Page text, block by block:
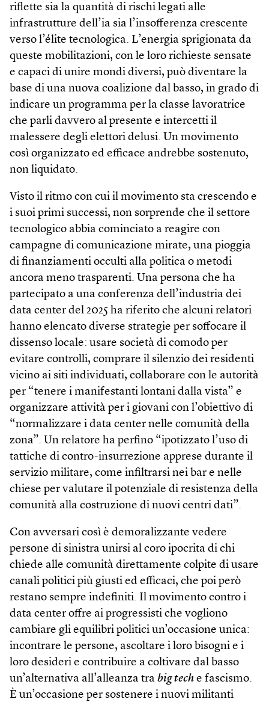
riflette sia la quantità di rischi legati alle
infrastrutture dell’ia sia l’insofferenza crescente
verso l’élite tecnologica. L’energia sprigionata da
queste mobilitazioni, con le loro richieste sensate
e capaci di unire mondi diversi, può diventare la
base di una nuova coalizione dal basso, in grado di
indicare un programma per la classe lavoratrice
che parli davvero al presente e intercetti il
malessere degli elettori delusi. Un movimento
così organizzato ed efficace andrebbe sostenuto,
non liquidato.
Visto il ritmo con cui il movimento sta crescendo e
i suoi primi successi, non sorprende che il settore
tecnologico abbia cominciato a reagire con
campagne di comunicazione mirate, una pioggia
di finanziamenti occulti alla politica o metodi
ancora meno trasparenti. Una persona che ha
partecipato a una conferenza dell’industria dei
data center del 2025 ha riferito che alcuni relatori
hanno elencato diverse strategie per soffocare il
dissenso locale: usare società di comodo per
evitare controlli, comprare il silenzio dei residenti
vicino ai siti individuati, collaborare con le autorità
per “tenere i manifestanti lontani dalla vista” e
organizzare attività per i giovani con l’obiettivo di
“normalizzare i data center nelle comunità della
zona”. Un relatore ha perfino “ipotizzato l’uso di
tattiche di contro-insurrezione apprese durante il
servizio militare, come infiltrarsi nei bar e nelle
chiese per valutare il potenziale di resistenza della
comunità alla costruzione di nuovi centri dati”.
Con avversari così è demoralizzante vedere
persone di sinistra unirsi al coro ipocrita di chi
chiede alle comunità direttamente colpite di usare
canali politici più giusti ed efficaci, che poi però
restano sempre indefiniti. Il movimento contro i
data center offre ai progressisti che vogliono
cambiare gli equilibri politici un’occasione unica:
incontrare le persone, ascoltare i loro bisogni e i
loro desideri e contribuire a coltivare dal basso
un’alternativa all’alleanza tra big tech e fascismo.
È un’occasione per sostenere i nuovi militanti